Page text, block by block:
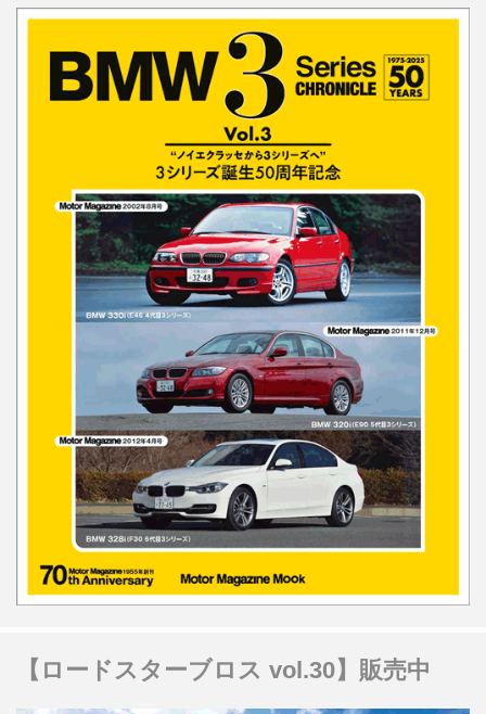
【ロードスターブロス vol.30】販売中